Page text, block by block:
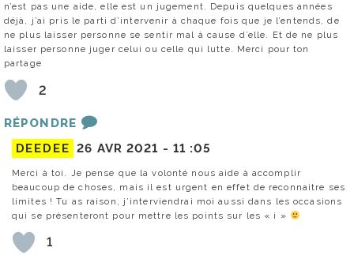
n’est pas une aide, elle est un jugement. Depuis quelques années
déjà, j’ai pris le parti d’intervenir à chaque fois que je l’entends, de
ne plus laisser personne se sentir mal à cause d’elle. Et de ne plus
laisser personne juger celui ou celle qui lutte. Merci pour ton
partage
2
RÉPONDRE
DEEDEE 26 AVR 2021 - 11 :05
Merci à toi. Je pense que la volonté nous aide à accomplir
beaucoup de choses, mais il est urgent en effet de reconnaitre ses
limites ! Tu as raison, j’interviendrai moi aussi dans les occasions
qui se présenteront pour mettre les points sur les « i »
1